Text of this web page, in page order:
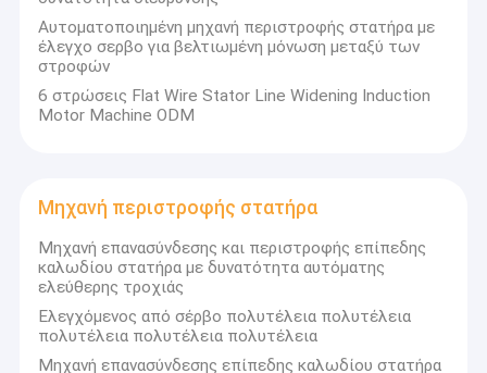
Αυτοματοποιημένη μηχανή περιστροφής στατήρα με
έλεγχο σερβο για βελτιωμένη μόνωση μεταξύ των
στροφών
6 στρώσεις Flat Wire Stator Line Widening Induction
Motor Machine ODM
Μηχανή περιστροφής στατήρα
Μηχανή επανασύνδεσης και περιστροφής επίπεδης
καλωδίου στατήρα με δυνατότητα αυτόματης
ελεύθερης τροχιάς
Ελεγχόμενος από σέρβο πολυτέλεια πολυτέλεια
πολυτέλεια πολυτέλεια πολυτέλεια
Μηχανή επανασύνδεσης επίπεδης καλωδίου στατήρα